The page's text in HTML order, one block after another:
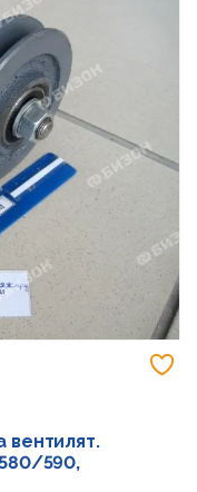
вентилят.
590,